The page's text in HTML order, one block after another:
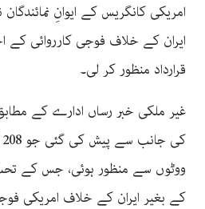
امریکی کانگریس کے ایوانِ
ایران کے خلاف فوجی کارروائی کے
قرارداد منظور کر لی۔
غیر ملکی خبر رساں ادارے کے مطابق
ووٹوں سے منظور ہوئی، جس کے
کے بغیر ایران کے خلاف امریکی